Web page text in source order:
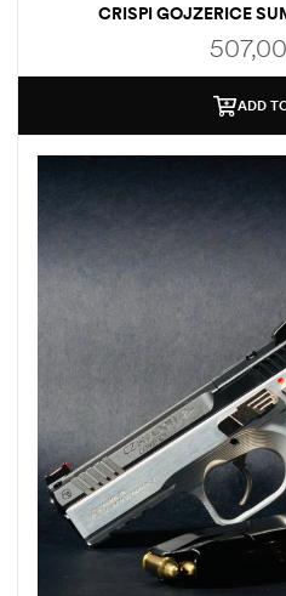
CRISPI GOJZERICE
507,00
ADD